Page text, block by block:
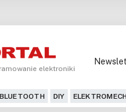
elektroniki
BLUETOOTH DIY